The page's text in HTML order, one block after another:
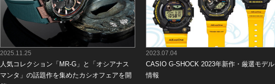
2025.11.25
人気コレクション「MR-G」と「オシアナス
マンタ」の話題作を集めたカシオフェアを開
2023.07.04
CASIO G-SHOCK 2023年新作・厳選モデル
情報